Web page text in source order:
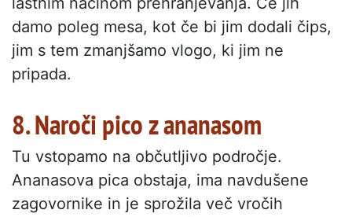
damo poleg mesa, kot če bi jim dodali čips,
jim s tem zmanjšamo vlogo, ki jim ne
pripada.
8. Naroči pico z ananasom
Tu vstopamo na občutljivo področje.
Ananasova pica obstaja, ima navdušene
zagovornike in je sprožila več vročih